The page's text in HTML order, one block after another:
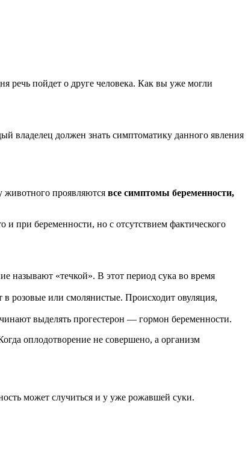
речь пойдет о друге человека. Как вы уже могли
владелец должен знать симптоматику данного явления
животного проявляются все симптомы беременности,
при беременности, но с отсутствием фактического
называют «течкой». В этот период сука во время
розовые или смолянистые. Происходит овуляция,
выделять прогестерон — гормон беременности.
оплодотворение не совершено, а организм
может случиться и у уже рожавшей суки.